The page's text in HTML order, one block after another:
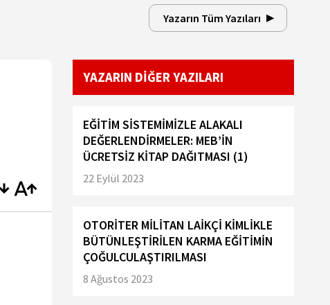
Yazarın Tüm Yazıları
YAZARIN DİĞER YAZILARI
EĞİTİM SİSTEMİMİZLE ALAKALI
DEĞERLENDİRMELER: MEB’İN
ÜCRETSİZ KİTAP DAĞITMASI (1)
22 Eylül 2023
OTORİTER MİLİTAN LAİKÇİ KİMLİKLE
BÜTÜNLEŞTİRİLEN KARMA EĞİTİMİN
ÇOĞULCULAŞTIRILMASI
8 Ağustos 2023